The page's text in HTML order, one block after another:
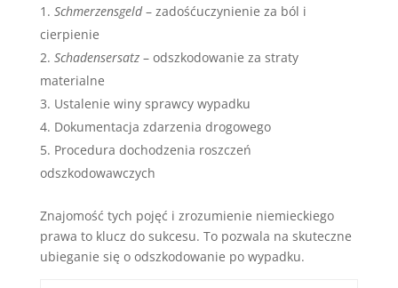
Schmerzensgeld– zadośćuczynienie za ból i
cierpienie
Schadensersatz– odszkodowanie za straty
materialne
Ustalenie winy sprawcy wypadku
Dokumentacja zdarzenia drogowego
Procedura dochodzenia roszczeń
odszkodowawczych
Znajomość tych pojęć i zrozumienie niemieckiego
prawa to klucz do sukcesu. To pozwala na skuteczne
ubieganie się o odszkodowanie po wypadku.